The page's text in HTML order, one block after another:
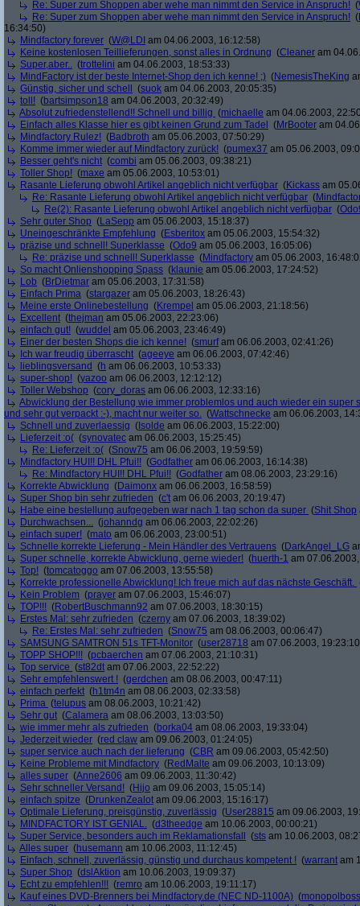
Re: Super zum Shoppen aber wehe man nimmt den Service in Anspruch! (
Re: Super zum Shoppen aber wehe man nimmt den Service in Anspruch! (
16:34:50)
Mindfactory forever (W@LDI am 04.06.2003, 16:12:58)
Keine kostenlosen Teillieferungen, sonst alles in Ordnung (Cleaner am
Super,aber.. (trottelini am 04.06.2003, 18:53:33)
MindFactory ist der beste Internet-Shop den ich kenne! ;) (NemesisTheKing
Günstig, sicher und schell
(suok am 04.06.2003, 20:05:35)
toll! (bartsimpson18 am 04.06.2003, 20:32:49)
Absolut zufriedenstellend!! Schnell und billig (michaelle am 04.06.2003,
Einfach alles Klasse hier es gibt keinen Grund zum Tadel
(MrBooter am
Mindfactory Rulez! (Badbroth am 05.06.2003, 07:50:29)
Komme immer wieder auf Mindfactory zurück! (pumex37 am 05.06.2003,
Besser geht's nicht (combi am 05.06.2003, 09:38:21)
Toller Shop! (maxe am 05.06.2003, 10:53:01)
Rasante Lieferung obwohl Artikel angeblich nicht verfügbar (Kickass am
Re: Rasante Lieferung obwohl Artikel angeblich nicht verfügbar (
Re(2): Rasante Lieferung obwohl Artikel angeblich nicht verfügbar (
Sehr guter Shop (LaSepp am 05.06.2003, 15:18:37)
Uneingeschränkte Empfehlung (Esberitox am 05.06.2003, 15:54:32)
präzise und schnell! Superklasse (Odo9 am 05.06.2003, 16:05:06)
Re: präzise und schnell! Superklasse (Mindfactory am 05.06.2003,
So macht Onlienshopping Spass (klaunie am 05.06.2003, 17:24:52)
Lob (BrDietmar am 05.06.2003, 17:31:58)
Einfach Prima (stargazer am 05.06.2003, 18:26:43)
Meine erste Onlinebestellung (Krempel am 05.06.2003, 21:18:56)
Excellent (thejman am 05.06.2003, 22:23:06)
einfach gut! (wuddel am 05.06.2003, 23:46:49)
Einer der besten Shops die ich kenne! (smurfam 06.06.2003, 02:41:26)
Ich war freudig überrascht (ageeye am 06.06.2003, 07:42:46)
lieblingsversand (h am 06.06.2003, 10:53:33)
super-shop! (yazoo am 06.06.2003, 12:12:12)
Toller Webshop (cory_doras am 06.06.2003, 12:33:16)
Abwicklung der Bestellung wie immer problemlos und auch wieder ein super
und sehr gut verpackt :-), macht nur weiter so. (Wattschnecke am 06.06.2003,
Schnell und zuverlaessig ( Isolde am 06.06.2003, 15:22:00)
Lieferzeit :o( (synovatec am 06.06.2003, 15:25:45)
Re: Lieferzeit :o( (Snow75 am 06.06.2003, 19:59:59)
Mindfactory HUI!! DHL Pfui!! (Godfather am 06.06.2003, 16:14:38)
Re: Mindfactory HUI!! DHL Pfui!! (Godfather am 08.06.2003, 23:29:16)
Korrekte Abwicklung (Daimonx am 06.06.2003, 16:58:59)
Super Shop bin sehr zufrieden (c't am 06.06.2003, 20:19:47)
Habe eine bestellung aufgegeben war nach 1 tag schon da super (Shit Shop
Durchwachsen... (johanndg am 06.06.2003, 22:02:26)
einfach super! (mato am 06.06.2003, 23:00:51)
Schnelle korrekte Lieferung - Mein Händler des Vertrauens (DarkAngel_LG
Super schnelle, korrekte Abwicklung, gerne wieder! (huerth-1 am
Top! (tomcatoggo am 07.06.2003, 13:55:58)
Korrekte professionelle Abwicklung! Ich freue mich auf das nächste Geschäft.
Kein Problem (prayer am 07.06.2003, 15:46:07)
TOP!!! (RobertBuschmann92 am 07.06.2003, 18:30:15)
Erstes Mal: sehr zufrieden (czerny am 07.06.2003, 18:39:02)
Re: Erstes Mal: sehr zufrieden (Snow75 am 08.06.2003, 00:06:47)
SAMSUNG SAMTRON 51s TFT-Monitor (user28718 am 07.06.2003,
TOPP SHOP!!! (pcbaerchen am 07.06.2003, 21:10:31)
Top service (st82dt am 07.06.2003, 22:52:22)
Sehr empfehlenswert ! (gerdchen am 08.06.2003, 00:47:11)
einfach perfekt (h1tm4n am 08.06.2003, 02:33:58)
Prima (telupus am 08.06.2003, 10:21:42)
Sehr gut (Calamera am 08.06.2003, 13:03:50)
wie immer mehr als zufrieden (borka04 am 08.06.2003, 19:33:04)
Jederzeit wieder (red claw am 09.06.2003, 01:24:05)
super service auch nach der lieferung (CBR am 09.06.2003, 05:42:50)
Keine Probleme mit Mindfactory (RedMalte am 09.06.2003, 10:13:09)
alles super (Anne2606 am 09.06.2003, 11:30:42)
Sehr schneller Versand! (Hijo am 09.06.2003, 15:05:14)
einfach spitze (DrunkenZealot am 09.06.2003, 15:16:17)
Optimale Lieferung, preisgünstig, zuverlässig (User28815 am 09.06.2003,
MINDFACTORY IST GENIAL. (d3theedge am 10.06.2003, 00:00:21)
Super Service, besonders auch im Reklamationsfall
(sts am 10.06.2003,
Alles super (husemann am 10.06.2003, 11:12:45)
Einfach, schnell, zuverlässig, günstig und durchaus kompetent ! (warrant am
Super Shop (dslAktion am 10.06.2003, 19:09:37)
Echt zu empfehlen!!! (remro am 10.06.2003, 19:11:17)
Kauf eines DVD-Brenners bei Mindfactory.de (NEC ND-1100A) (monopolboss